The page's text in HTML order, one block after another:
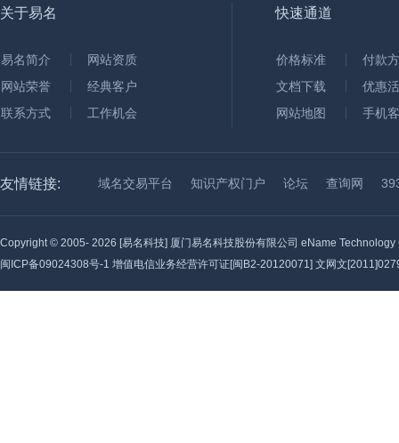
关于易名
易名简介
网站资质
网站荣誉
经典客户
联系方式
工作机会
快速通道
价格标准
付款
文档下载
优惠
网站地图
手机
友情链接: 域名交易平台 知识产权门户 论坛 查询网
Copyright © 2005- 2026 [易名科技] 厦门易名科技股份有限公司 eName Technology
闽ICP备09024308号-1 增值电信业务经营许可证[闽B2-20120071] 文网文